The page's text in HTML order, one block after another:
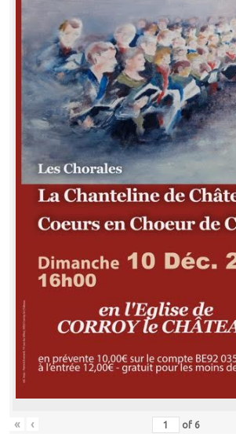
« ‹ of 6